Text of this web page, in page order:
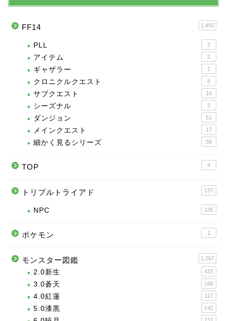
FF14 1,492
PLL 2
アイテム 2
ギャザラー 1
クロニクルクエスト 8
サブクエスト 16
シーズナル 3
ダンジョン 51
メインクエスト 17
細かく見るシリーズ 36
TOP 4
トリプルトライアド 137
NPC 135
ポケモン 1
モンスター図鑑 1,267
2.0新生 433
3.0蒼天 166
4.0紅蓮 117
5.0漆黒 142
131